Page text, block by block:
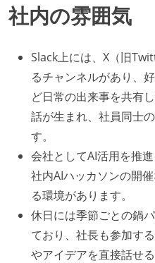
社内の雰囲気
Slack上には、X（旧
るチャンネルがあり、
ど日常の出来事を共有
話が生まれ、社員同士
す。
会社としてAI活用を推
社内AIハッカソンの開
る環境があります。
休日には季節ごとの鍋
ており、社長も参加す
やアイデアを直接話せ